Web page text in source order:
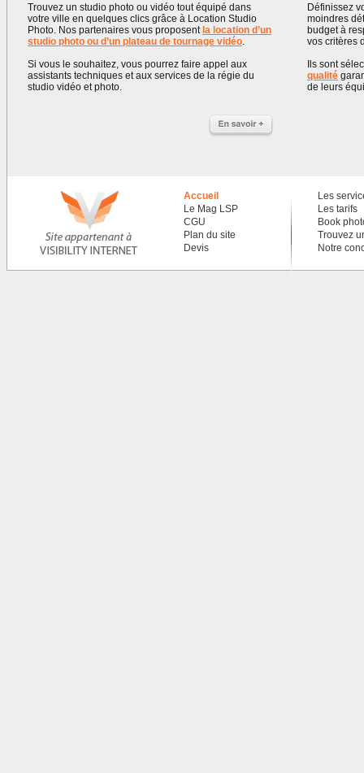
Trouvez un studio photo ou vidéo tout équipé dans
votre ville en quelques clics grâce à Location Studio
Photo. Nos partenaires vous proposentla location d’un
studio photo ou d’un plateau de tournage vidéo
Si vous le souhaitez, vous pourrez faire appel aux
assistants techniques et aux services de la régie du
studio vidéo et photo.
Définissez
moindres
budget à
vos critères
Ils sont
qualité
de leurs
Accueil
Le Mag LSP
CGU
Plan du site
Devis
Les
Les tarifs
Book
Trouvez
Notre